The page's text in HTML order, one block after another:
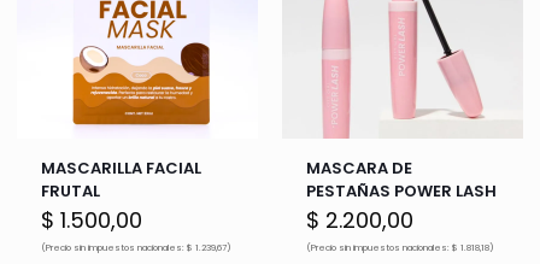
MASCARILLA FACIAL
FRUTAL
$ 1.500,00
(Precio sin impuestos nacionales: $ 1.239,67)
MASCARA DE
PESTAÑAS POWER LASH
$ 2.200,00
(Precio sin impuestos nacionales: $ 1.818,18)